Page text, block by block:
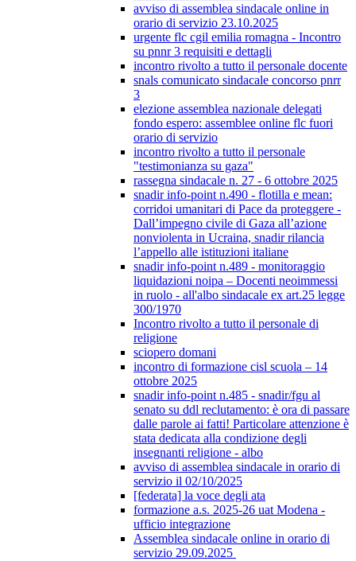
avviso di assemblea sindacale online in
orario di servizio 23.10.2025
urgente flc cgil emilia romagna - Incontro
su pnnr 3 requisiti e dettagli
incontro rivolto a tutto il personale docente
snals comunicato sindacale concorso pnrr
3
elezione assemblea nazionale delegati
fondo espero: assemblee online flc fuori
orario di servizio
incontro rivolto a tutto il personale
"testimonianza su gaza"
rassegna sindacale n. 27 - 6 ottobre 2025
snadir info-point n.490 - flotilla e mean:
corridoi umanitari di Pace da proteggere -
Dall’impegno civile di Gaza all’azione
nonviolenta in Ucraina, snadir rilancia
l’appello alle istituzioni italiane
snadir info-point n.489 - monitoraggio
liquidazioni noipa – Docenti neoimmessi
in ruolo - all'albo sindacale ex art.25 legge
300/1970
Incontro rivolto a tutto il personale di
religione
sciopero domani
incontro di formazione cisl scuola – 14
ottobre 2025
snadir info-point n.485 - snadir/fgu al
senato su ddl reclutamento: è ora di passare
dalle parole ai fatti! Particolare attenzione è
stata dedicata alla condizione degli
insegnanti religione - albo
avviso di assemblea sindacale in orario di
servizio il 02/10/2025
[federata] la voce degli ata
formazione a.s. 2025-26 uat Modena -
ufficio integrazione
Assemblea sindacale online in orario di
servizio 29.09.2025